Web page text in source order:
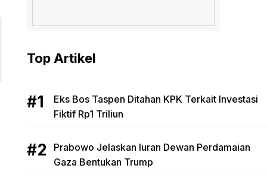
Top Artikel
Eks Bos Taspen Ditahan KPK Terkait Investasi
Fiktif Rp1 Triliun
Prabowo Jelaskan Iuran Dewan Perdamaian
Gaza Bentukan Trump